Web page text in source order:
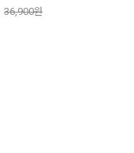
36,900원